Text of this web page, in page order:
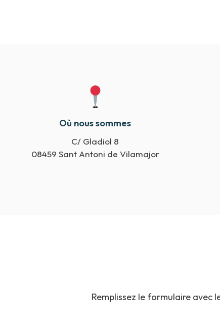
Où nous sommes
C/ Gladiol 8
08459 Sant Antoni de Vilamajor
Remplissez le formulaire avec